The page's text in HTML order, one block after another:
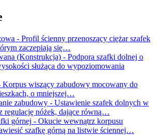
- Profil ścienny przenoszący ciężar szafek
zaczepiają się…
(Konstrukcja) - Podpora szafki dolnej o
służąca do wypoziomowania
Korpus wiszący zabudowy mocowany do
o mniejszej…
zabudowy - Ustawienie szafek dolnych w
regulację nóżek, dające równą…
górnej - Okucie wewnątrz korpusu
szafkę górną na listwie ściennej…